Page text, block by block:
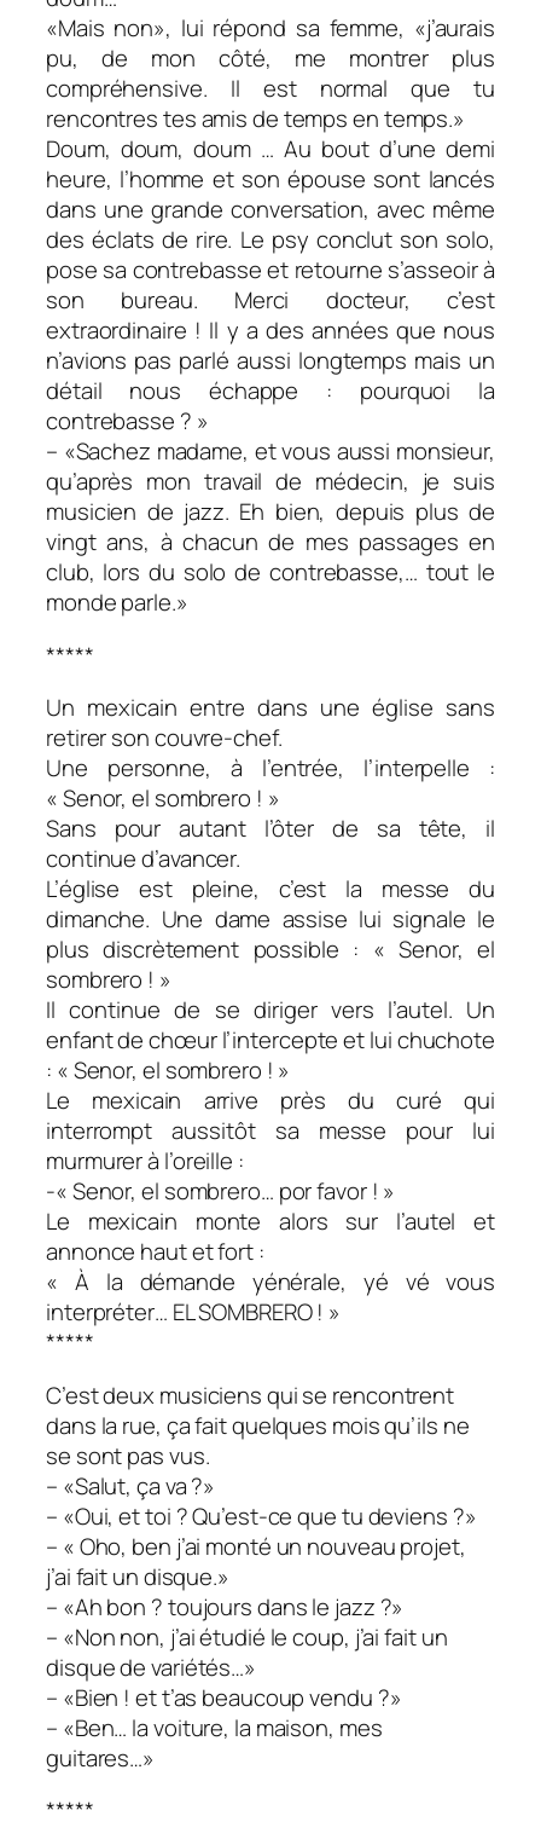
«Mais non», lui répond sa femme, «j’aurais
pu, de mon côté, me montrer plus
compréhensive. Il est normal que tu
rencontres tes amis de temps en temps.»
Doum, doum, doum … Au bout d’une demi
heure, l’homme et son épouse sont lancés
dans une grande conversation, avec même
des éclats de rire. Le psy conclut son solo,
pose sa contrebasse et retourne s’asseoir à
son bureau. Merci docteur, c’est
extraordinaire ! Il y a des années que nous
n’avions pas parlé aussi longtemps mais un
détail nous échappe : pourquoi la
contrebasse ? »
– «Sachez madame, et vous aussi monsieur,
qu’après mon travail de médecin, je suis
musicien de jazz. Eh bien, depuis plus de
vingt ans, à chacun de mes passages en
club, lors du solo de contrebasse,… tout le
monde parle.»
*****
Un mexicain entre dans une église sans
retirer son couvre-chef.
Une personne, à l’entrée, l’interpelle :
« Senor, el sombrero ! »
Sans pour autant l’ôter de sa tête, il
continue d’avancer.
L’église est pleine, c’est la messe du
dimanche. Une dame assise lui signale le
plus discrètement possible : « Senor, el
sombrero ! »
Il continue de se diriger vers l’autel. Un
enfant de chœur l’intercepte et lui chuchote
: « Senor, el sombrero ! »
Le mexicain arrive près du curé qui
interrompt aussitôt sa messe pour lui
murmurer à l’oreille :
-« Senor, el sombrero… por favor ! »
Le mexicain monte alors sur l’autel et
annonce haut et fort :
« À la démande yénérale, yé vé vous
interpréter… EL SOMBRERO ! »
*****
C’est deux musiciens qui se rencontrent
dans la rue, ça fait quelques mois qu’ils ne
se sont pas vus.
– «Salut, ça va ?»
– «Oui, et toi ? Qu’est-ce que tu deviens ?»
– « Oho, ben j’ai monté un nouveau projet,
j’ai fait un disque.»
– «Ah bon ? toujours dans le jazz ?»
– «Non non, j’ai étudié le coup, j’ai fait un
disque de variétés…»
– «Bien ! et t’as beaucoup vendu ?»
– «Ben… la voiture, la maison, mes
guitares…»
*****